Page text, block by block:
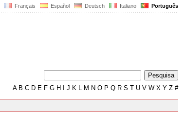
Français Español Deutsch Italiano Português
AB C D E F G H J K L M N O P Q R S T U V W X Y Z #